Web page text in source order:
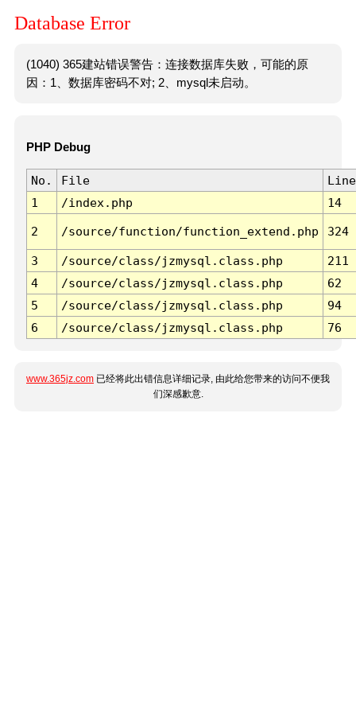
Database Error
(1040) 365建站错误警告：连接数据库失败，可能的原
因：1、数据库密码不对; 2、mysql未启动。
PHP Debug
No. File
Line
1
/index.php 14
2 /source/function/function_extend.php 324
3 /source/class/jzmysql.class.php
211
4
/source/class/jzmysql.class.php
62
5
/source/class/jzmysql.class.php
94
6
/source/class/jzmysql.class.php 76
www.365jz.com 已经将此出错信息详细记录, 由此给您带来的访问不便我
们深感歉意.